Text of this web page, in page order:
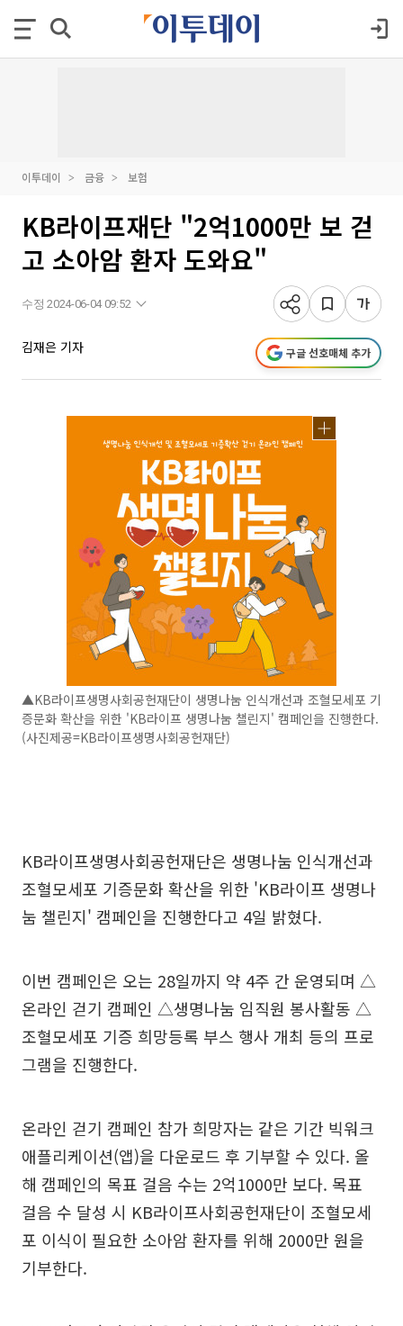
이투데이 금융 보험
KB라이프재단 "2억1000만 보 걷
고 소아암 환자 도와요"
수정 2024-06-04 09:52
김재은 기자 구글 선호매체 추가
▲KB라이프생명사회공헌재단이 생명나눔 인식개선과 조혈모세포 기
증문화 확산을 위한 'KB라이프 생명나눔 챌린지' 캠페인을 진행한다.
(사진제공=KB라이프생명사회공헌재단)
KB라이프생명사회공헌재단은 생명나눔 인식개선과
조혈모세포 기증문화 확산을 위한 'KB라이프 생명나
눔 챌린지' 캠페인을 진행한다고 4일 밝혔다.
이번 캠페인은 오는 28일까지 약 4주 간 운영되며 △
온라인 걷기 캠페인 △생명나눔 임직원 봉사활동 △
조혈모세포 기증 희망등록 부스 행사 개최 등의 프로
그램을 진행한다.
온라인 걷기 캠페인 참가 희망자는 같은 기간 빅워크
애플리케이션(앱)을 다운로드 후 기부할 수 있다. 올
해 캠페인의 목표 걸음 수는 2억1000만 보다. 목표
걸음 수 달성 시 KB라이프사회공헌재단이 조혈모세
포 이식이 필요한 소아암 환자를 위해 2000만 원을
기부한다.